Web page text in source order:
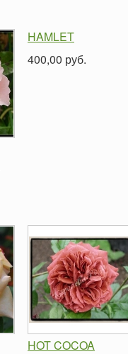
HAMLET
400,00 руб.
HOT COCOA